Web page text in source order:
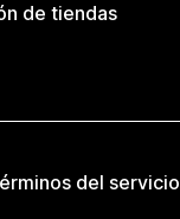
de tiendas
del servicio